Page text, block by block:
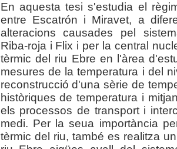
En aquesta tesi s'estudia el
entre Escatrón i Miravet, a
alteracions causades pel
Riba-roja i Flix i per la central
tèrmic del riu Ebre en l'àrea
mesures de la temperatura i del
reconstrucció d'una sèrie de
històriques de temperatura i
els processos de transport i
medi. Per la seua importància
tèrmic del riu, també es realitza